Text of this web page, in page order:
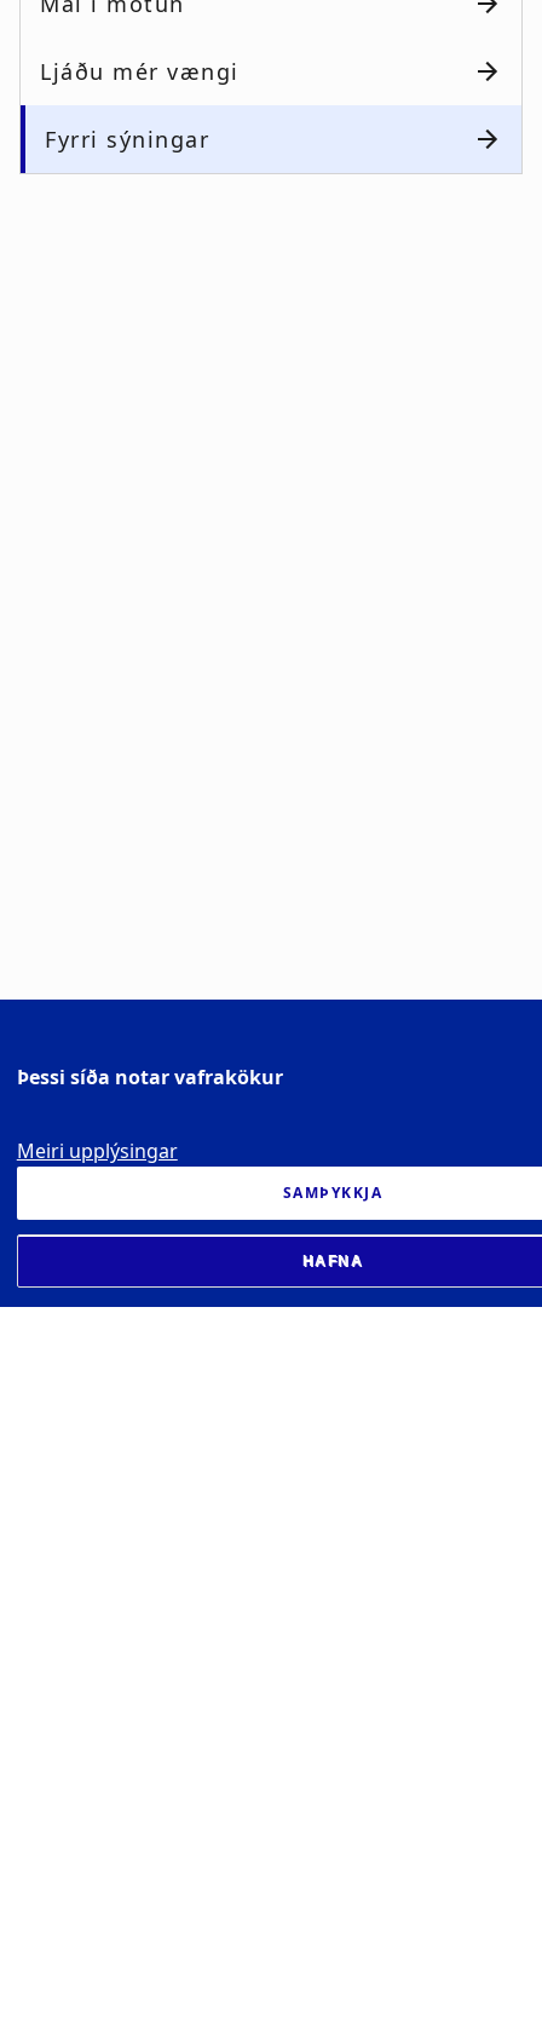
Þessi síða notar vafrakökur
Meiri upplýsingar
SAMÞYKKJA
HAFNA